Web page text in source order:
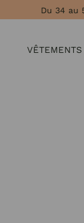
Du 34 au
VÊTEMENTS